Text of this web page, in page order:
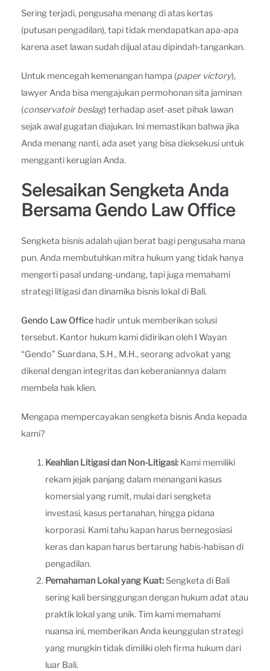
Sering terjadi, pengusaha menang di atas kertas
(putusan pengadilan), tapi tidak mendapatkan apa-apa
karena aset lawan sudah dijual atau dipindah-tangankan.
Untuk mencegah kemenangan hampa (paper victory),
lawyer Anda bisa mengajukan permohonan sita jaminan
(conservatoir beslag) terhadap aset-aset pihak lawan
sejak awal gugatan diajukan. Ini memastikan bahwa jika
Anda menang nanti, ada aset yang bisa dieksekusi untuk
mengganti kerugian Anda.
Selesaikan Sengketa Anda
Bersama Gendo Law Office
Sengketa bisnis adalah ujian berat bagi pengusaha mana
pun. Anda membutuhkan mitra hukum yang tidak hanya
mengerti pasal undang-undang, tapi juga memahami
strategi litigasi dan dinamika bisnis lokal di Bali.
Gendo Law Office hadir untuk memberikan solusi
tersebut. Kantor hukum kami didirikan oleh I Wayan
“Gendo” Suardana, S.H., M.H., seorang advokat yang
dikenal dengan integritas dan keberaniannya dalam
membela hak klien.
Mengapa mempercayakan sengketa bisnis Anda kepada
kami?
Keahlian Litigasi dan Non-Litigasi: Kami memiliki
rekam jejak panjang dalam menangani kasus
komersial yang rumit, mulai dari sengketa
investasi, kasus pertanahan, hingga pidana
korporasi. Kami tahu kapan harus bernegosiasi
keras dan kapan harus bertarung habis-habisan di
pengadilan.
Pemahaman Lokal yang Kuat: Sengketa di Bali
sering kali bersinggungan dengan hukum adat atau
praktik lokal yang unik. Tim kami memahami
nuansa ini, memberikan Anda keunggulan strategi
yang mungkin tidak dimiliki oleh firma hukum dari
luar Bali.